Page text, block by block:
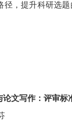
径，提升科研选
论文写作：评审标